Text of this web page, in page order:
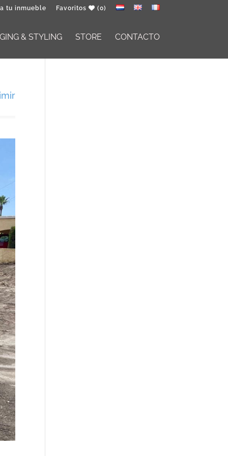
tu inmueble Favoritos (0)
& STYLING STORE CONTACTO